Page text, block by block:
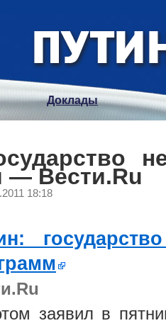
Доклады
— Вести.Ru
18:18
:
заявил в